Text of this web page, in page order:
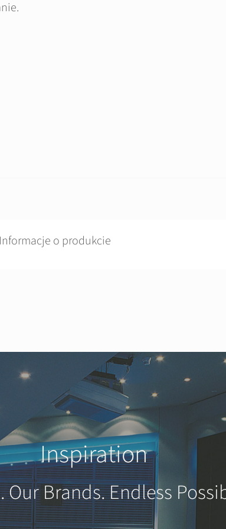
Informacje o produkcie
Inspiration
Our Brands. Endless